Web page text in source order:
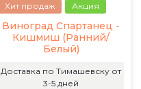
Хит продаж Акция
Виноград Спартанец -
Кишмиш (Ранний/
Белый)
Доставка по Тимашевску от
3-5 дней